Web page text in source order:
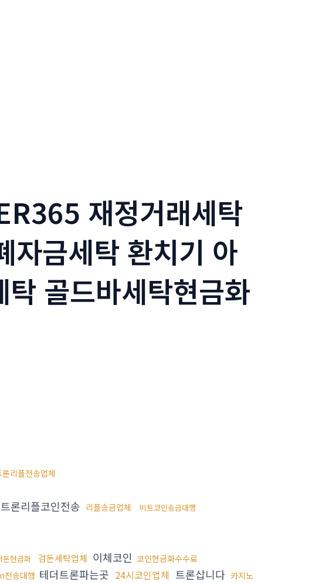
재정거래세탁
자금세탁 환치기 아
골드바세탁현금화
론리플전송업체
트론리플코인전송 리플송금업체 비트코인송금대행
돈현금화 검돈세탁업체 이체코인 코인현금화수수료
송대행 테더트론파는곳 24시코인업체 트론삽니다 카지노